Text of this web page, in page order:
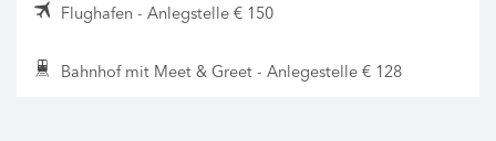
Flughafen - Anlegstelle € 150
Bahnhof mit Meet & Greet - Anlegestelle € 128